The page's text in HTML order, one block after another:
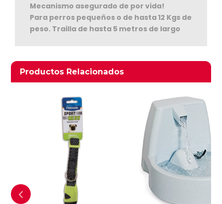
Seguir Comprando
Mecanismo asegurado de por vida!
Para perros pequeños o de hasta 12 Kgs de
peso. Trailla de hasta 5 metros de largo
Productos Relacionados
Productos relacionados